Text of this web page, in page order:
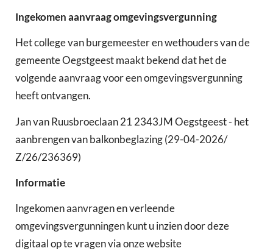
Ingekomen aanvraag omgevingsvergunning
Het college van burgemeester en wethouders van de
gemeente Oegstgeest maakt bekend dat het de
volgende aanvraag voor een omgevingsvergunning
heeft ontvangen.
Jan van Ruusbroeclaan 21 2343JM Oegstgeest - het
aanbrengen van balkonbeglazing (29-04-2026/
Z/26/236369)
Informatie
Ingekomen aanvragen en verleende
omgevingsvergunningen kunt u inzien door deze
digitaal op te vragen via onze website